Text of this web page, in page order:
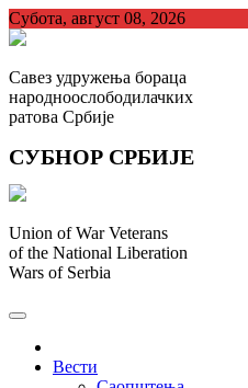
Skip
to
Субота, август 08, 2026
Савез удружења бораца
народноослободилачких
ратова Србије
СУБНОР СРБИЈЕ
Union of War Veterans
of the National Liberation
Wars of Serbia
Вести